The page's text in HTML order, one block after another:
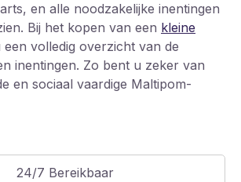
en alle noodzakelijke inentingen
Bij het kopen van een kleine
volledig overzicht van de
inentingen. Zo bent u zeker van
en sociaal vaardige Maltipom-
24/7 Bereikbaar